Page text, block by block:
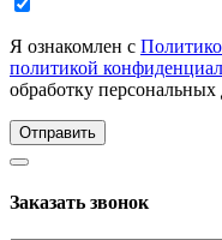
Я ознакомлен с
политикой
обработку
Отправить
Заказать звонок